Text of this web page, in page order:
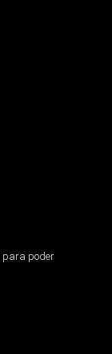
para poder